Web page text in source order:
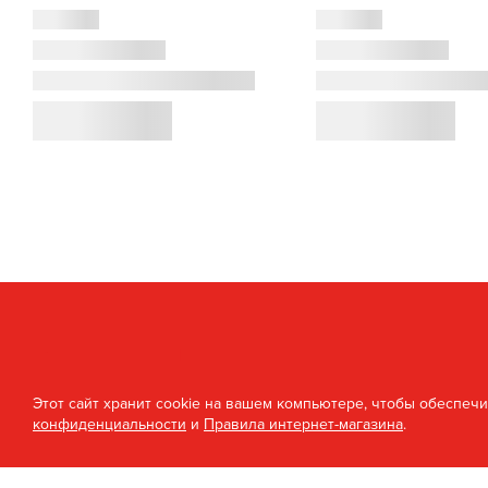
Этот сайт хранит cookie на вашем компьютере, чтобы
конфиденциальности и Правила интернет-магазина.